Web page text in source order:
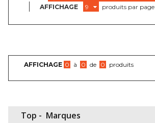
AFFICHAGE
9
produits par page
AFFICHAGE 0 à 0 de 0 produits
Top - Marques